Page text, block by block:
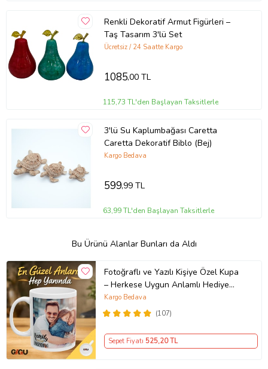
Renkli Dekoratif Armut Figürleri –
Taş Tasarım 3'lü Set
Ücretsiz / 24 Saatte Kargo
1085,00 TL
115,73 TL'den Başlayan Taksitlerle
3'lü Su Kaplumbağası Caretta
Caretta Dekoratif Biblo (Bej)
Kargo Bedava
599,99 TL
63,99 TL'den Başlayan Taksitlerle
Bu Ürünü Alanlar Bunları da Aldı
Fotoğraflı ve Yazılı Kişiye Özel Kupa
– Herkese Uygun Anlamlı Hediye
Porselen Baskılı Kupa (Beyaz)
(107)
Kargo Bedava
Sepet Fiyatı 525,20 TL